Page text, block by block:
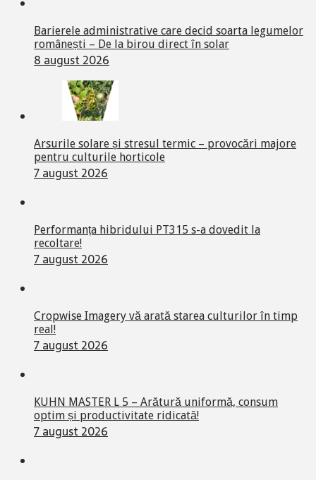
Barierele administrative care decid soarta legumelor
românești – De la birou direct în solar
8 august 2026
Arsurile solare și stresul termic – provocări majore
pentru culturile horticole
7 august 2026
Performanța hibridului PT315 s-a dovedit la
recoltare!
7 august 2026
Cropwise Imagery vă arată starea culturilor în timp
real!
7 august 2026
KUHN MASTER L 5 – Arătură uniformă, consum
optim și productivitate ridicată!
7 august 2026